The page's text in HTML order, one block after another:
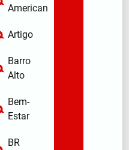
American
Artigo
Barro
Alto
Bem-
Estar
BR